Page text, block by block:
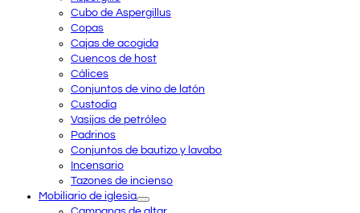
Cubo de Aspergillus
Copas
Cajas de acogida
Cuencos de host
Cálices
Conjuntos de vino de latón
Custodia
Vasijas de petróleo
Padrinos
Conjuntos de bautizo y lavabo
Incensario
Tazones de incienso
Mobiliario de iglesia